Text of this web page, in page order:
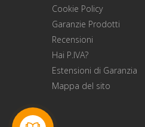
Cookie Policy
Garanzie Prodotti
Recensioni
Hai P.IVA?
Estensioni di Garanzia
Mappa del sito